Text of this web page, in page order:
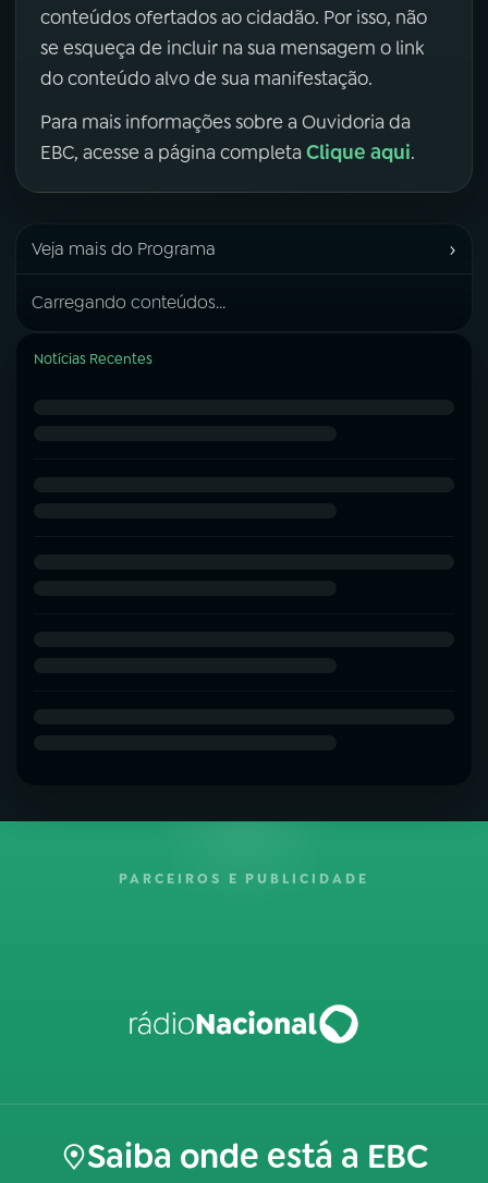
conteúdos ofertados ao cidadão. Por isso, não
se esqueça de incluir na sua mensagem o link
do conteúdo alvo de sua manifestação.
Para mais informações sobre a Ouvidoria da
EBC, acesse a página completa Clique aqui.
Veja mais do Programa ›
Carregando conteúdos...
Notícias Recentes
PARCEIROS E PUBLICIDADE
Saiba onde está a EBC